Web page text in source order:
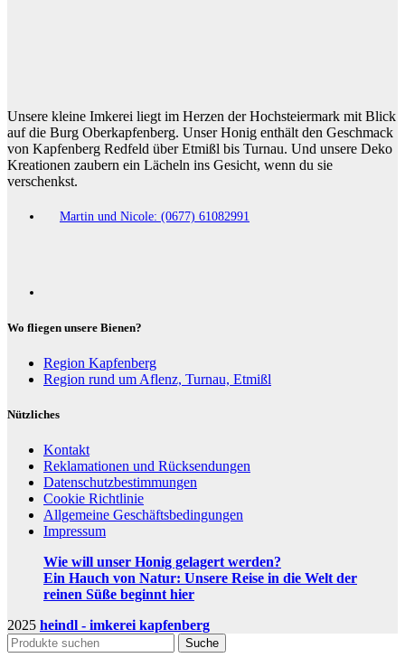
Unsere kleine Imkerei liegt im Herzen der Hochsteiermark mit Blick
auf die Burg Oberkapfenberg. Unser Honig enthält den Geschmack
von Kapfenberg Redfeld über Etmißl bis Turnau. Und unsere Deko
Kreationen zaubern ein Lächeln ins Gesicht, wenn du sie
verschenkst.
Martin und Nicole: (0677) 61082991
Wo fliegen unsere Bienen?
Region Kapfenberg
Region rund um Aflenz, Turnau, Etmißl
Nützliches
Kontakt
Reklamationen und Rücksendungen
Datenschutzbestimmungen
Cookie Richtlinie
Allgemeine Geschäftsbedingungen
Impressum
Wie will unser Honig gelagert werden?
Ein Hauch von Natur: Unsere Reise in die Welt der
reinen Süße beginnt hier
2025 heindl - imkerei kapfenberg
Suche